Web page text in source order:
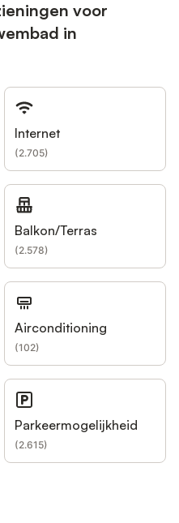
voor
in
Internet
(2.705)
Balkon/Terras
(2.578)
Airconditioning
(102)
Parkeermogelijkheid
(2.615)